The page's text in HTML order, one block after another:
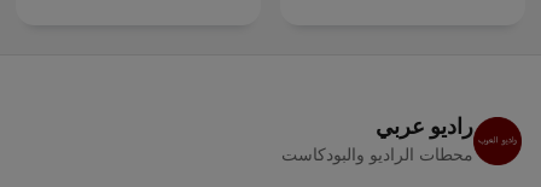
راديو عربي
محطات الراديو والبودكاست